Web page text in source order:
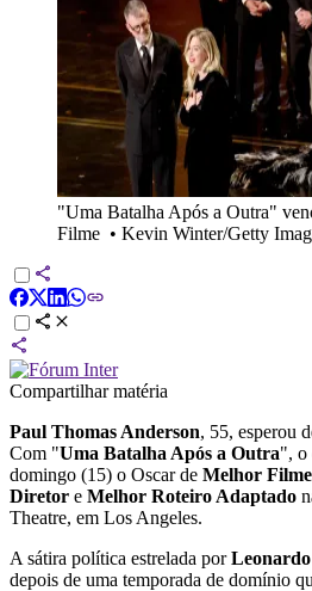
"Uma Batalha Após a Outra"
Filme • Kevin Winter/Getty
Compartilhar matéria
Paul Thomas Anderson, 55, esperou
Com "Uma Batalha Após a Outra", o
domingo (15) o Oscar de Melhor Filme
Diretor e Melhor Roteiro Adaptado
Theatre, em Los Angeles.
A sátira política estrelada por
depois de uma temporada de domínio